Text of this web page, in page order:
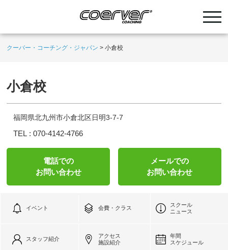
クーバー・コーチング・ジャパン >小倉校
小倉校
福岡県北九州市小倉北区日明3-7-7
TEL :070-4142-4766
電話での
お問い合わせ
メールでの
お問い合わせ
イベント 会費・クラス
スクール
ニュース
スタッフ紹介
アクセス
施設紹介
年間
スケジュール